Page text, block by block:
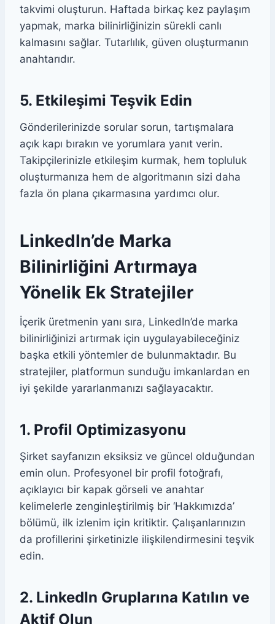
takvimi oluşturun. Haftada birkaç kez paylaşım
yapmak, marka bilinirliğinizin sürekli canlı
kalmasını sağlar. Tutarlılık, güven oluşturmanın
anahtarıdır.
5. Etkileşimi Teşvik Edin
Gönderilerinizde sorular sorun, tartışmalara
açık kapı bırakın ve yorumlara yanıt verin.
Takipçilerinizle etkileşim kurmak, hem topluluk
oluşturmanıza hem de algoritmanın sizi daha
fazla ön plana çıkarmasına yardımcı olur.
LinkedIn’de Marka
Bilinirliğini Artırmaya
Yönelik Ek Stratejiler
İçerik üretmenin yanı sıra, LinkedIn’de marka
bilinirliğinizi artırmak için uygulayabileceğiniz
başka etkili yöntemler de bulunmaktadır. Bu
stratejiler, platformun sunduğu imkanlardan en
iyi şekilde yararlanmanızı sağlayacaktır.
1. Profil Optimizasyonu
Şirket sayfanızın eksiksiz ve güncel olduğundan
emin olun. Profesyonel bir profil fotoğrafı,
açıklayıcı bir kapak görseli ve anahtar
kelimelerle zenginleştirilmiş bir ‘Hakkımızda’
bölümü, ilk izlenim için kritiktir. Çalışanlarınızın
da profillerini şirketinizle ilişkilendirmesini teşvik
edin.
2. LinkedIn Gruplarına Katılın ve
Aktif Olun